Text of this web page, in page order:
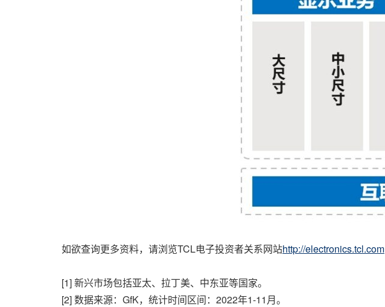
如欲查询更多资料，请浏览TCL电子投资者关系网站http://electronics.tcl.com
[1] 新兴市场包括亚太、拉丁美、中东亚等国家。
[2] 数据来源：GfK，统计时间区间：2022年1-11月。